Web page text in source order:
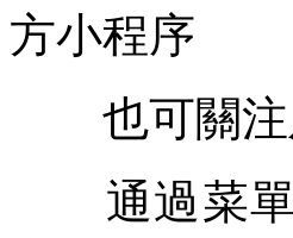
方小程序
也可關注
通過菜單